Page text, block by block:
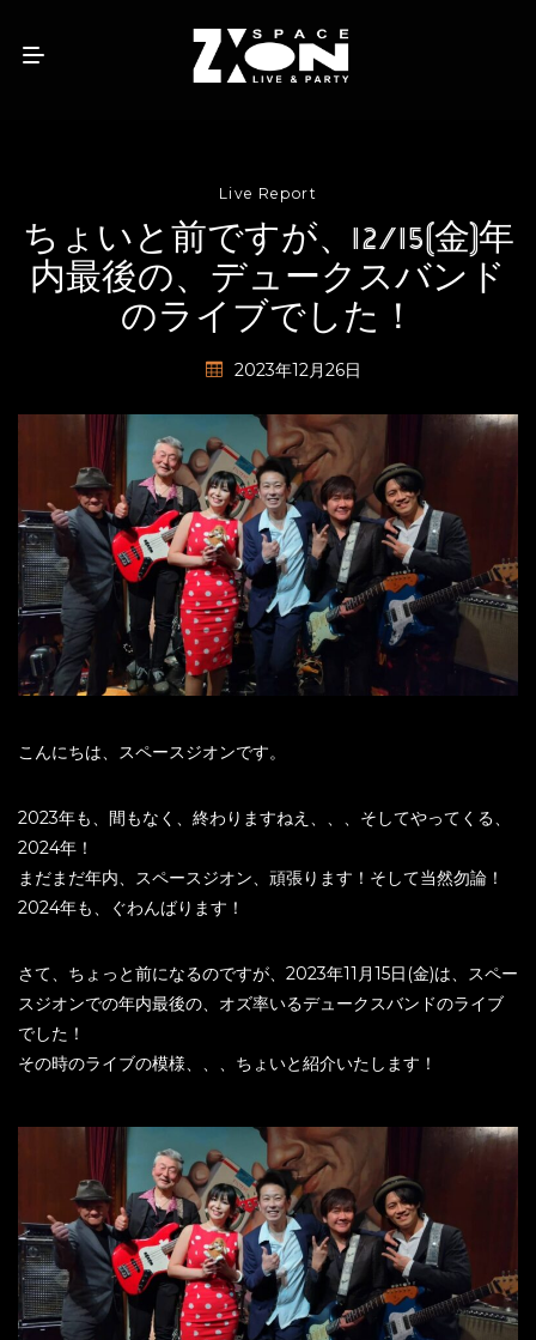
Live Report
ちょいと前ですが、12/15(金)年
内最後の、デュークスバンド
のライブでした！
2023年12月26日
こんにちは、スペースジオンです。
2023年も、間もなく、終わりますねえ、、、そしてやってくる、
2024年！
まだまだ年内、スペースジオン、頑張ります！そして当然勿論！
2024年も、ぐわんばります！
さて、ちょっと前になるのですが、2023年11月15日(金)は、スペー
スジオンでの年内最後の、オズ率いるデュークスバンドのライブ
でした！
その時のライブの模様、、、ちょいと紹介いたします！